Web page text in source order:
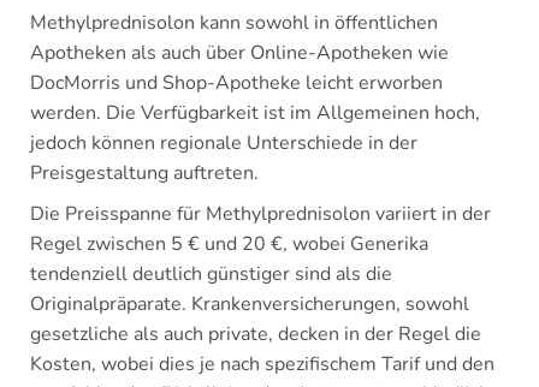
Methylprednisolon kann sowohl in öffentlichen
Apotheken als auch über Online-Apotheken wie
DocMorris und Shop-Apotheke leicht erworben
werden. Die Verfügbarkeit ist im Allgemeinen hoch,
jedoch können regionale Unterschiede in der
Preisgestaltung auftreten.
Die Preisspanne für Methylprednisolon variiert in der
Regel zwischen 5 € und 20 €, wobei Generika
tendenziell deutlich günstiger sind als die
Originalpräparate. Krankenversicherungen, sowohl
gesetzliche als auch private, decken in der Regel die
Kosten, wobei dies je nach spezifischem Tarif und den